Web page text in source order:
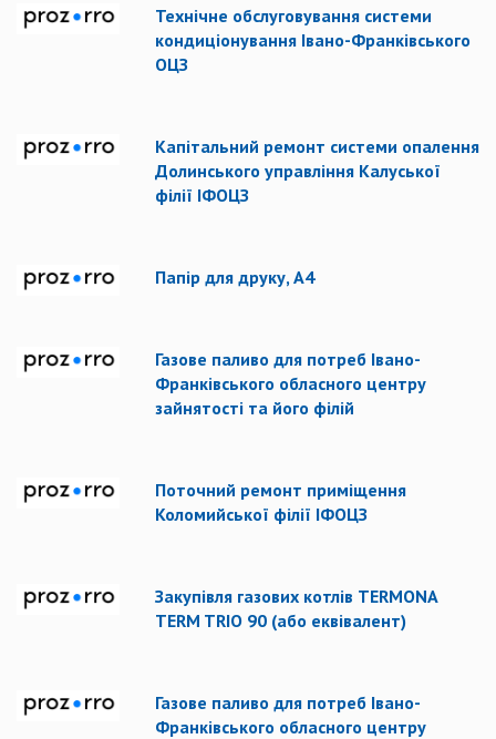
Технічне обслуговування системи
кондиціонування Івано-Франківського
ОЦЗ
Капітальний ремонт системи опалення
Долинського управління Калуської
філії ІФОЦЗ
Папір для друку, А4
Газове паливо для потреб Івано-
Франківського обласного центру
зайнятості та його філій
Поточний ремонт приміщення
Коломийської філії ІФОЦЗ
Закупівля газових котлів TERMONA
TERM TRIO 90 (або еквівалент)
Газове паливо для потреб Івано-
Франківського обласного центру